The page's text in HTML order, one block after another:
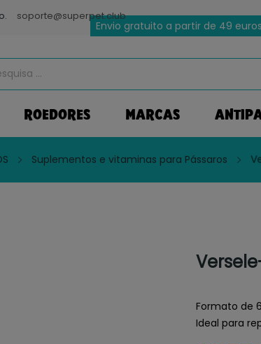
soporte@superpet.club
Envio gratuito a partir de 49 euros
ROEDORES MARCAS
Suplementos e vitaminas para Pássaros
Formato de
Ideal para